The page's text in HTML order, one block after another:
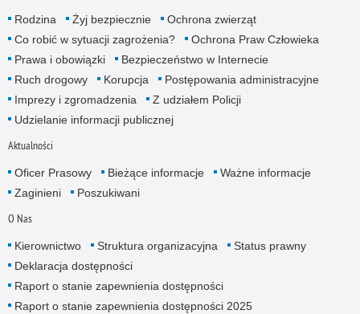
Rodzina Żyj bezpiecznie
Ochrona zwierząt
Co robić w sytuacji zagrożenia?
Ochrona Praw Człowieka
Prawa i obowiązki
Bezpieczeństwo w Internecie
Ruch drogowy
Korupcja
Postępowania administracyjne
Imprezy i zgromadzenia
Z udziałem Policji
Udzielanie informacji publicznej
Aktualności
Oficer Prasowy Bieżące informacje
Ważne informacje
Zaginieni
Poszukiwani
O Nas
Kierownictwo Struktura organizacyjna
Status prawny
Deklaracja dostępności
Raport o stanie zapewnienia dostępności
Raport o stanie zapewnienia dostępności 2025